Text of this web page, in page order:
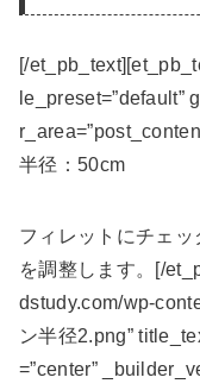
[/
le_preset=”default”
半径：50cm
フィレットにチェ
を調整します。[/
dstudy.com/wp-
ン半径2.png”
=”center”